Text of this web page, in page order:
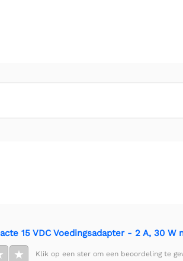
15 VDC Voedingsadapter - 2 A, 30
★ Klik op een ster om een beoordeling te